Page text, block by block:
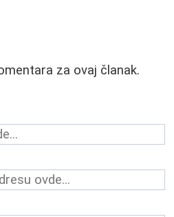
za ovaj članak.